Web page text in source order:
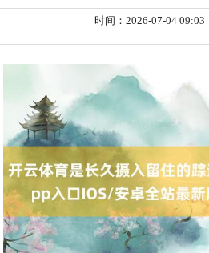
时间：2026-07-04 09:03